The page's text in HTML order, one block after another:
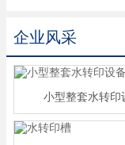
企业风采
小型整套水转印